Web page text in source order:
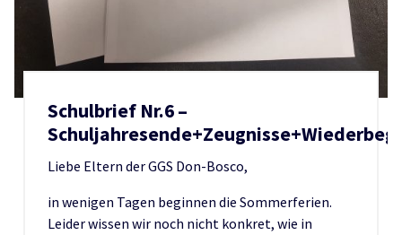
Schulbrief Nr.6 –
Liebe Eltern der GGS Don-Bosco,
in wenigen Tagen beginnen die Sommerferien.
Leider wissen wir noch nicht konkret, wie in